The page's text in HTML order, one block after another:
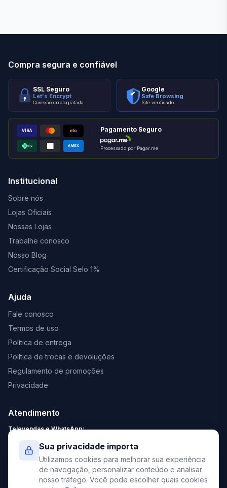
Compra segura e confiável
SSL Seguro
Let's Encrypt
Conexão criptografada
Google
Safe Browsing
Site verificado
VISA elo
PIX AMEX
Pagamento Seguro
Processado por Pagar.me
Institucional
Sobre nós
Lojas Oficiais
Nossas Lojas
Trabalhe conosco
Nosso Blog
Certificação Social Selo 1%
Ajuda
Fale conosco
Termos de uso
Política de entrega
Política de trocas e devoluções
Regulamento de promoções
Privacidade
Atendimento
Televendas e WhatsApp:
Sábado: 9:00 - 13:00
contato@elevato.com.br
+55 51 4042-9413
Sua privacidade importa
Utilizamos cookies para melhorar sua experiência
de navegação, personalizar conteúdo e analisar
nosso tráfego. Você pode escolher quais cookies